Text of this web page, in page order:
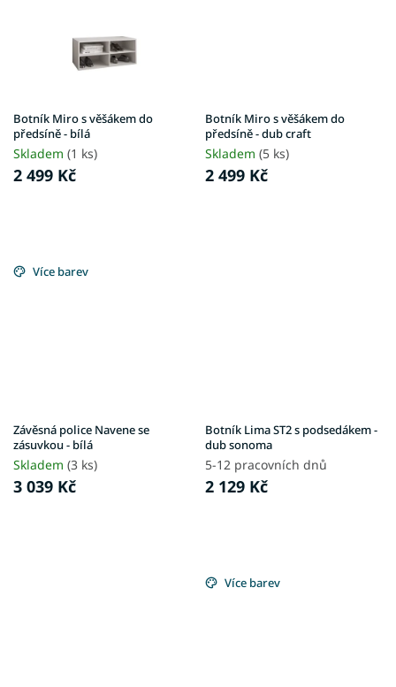
Botník Miro s věšákem do
předsíně - bílá
Skladem (1 ks)
2 499 Kč
Botník Miro s věšákem do
předsíně - dub craft
Skladem (5 ks)
2 499 Kč
Více barev
Závěsná police Navene se
zásuvkou - bílá
Skladem (3 ks)
3 039 Kč
Botník Lima ST2 s podsedákem -
dub sonoma
5-12 pracovních dnů
2 129 Kč
Více barev